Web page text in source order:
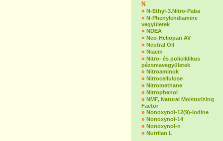
N
» N-Ethyl-3.Nitro-Paba
» N-Phenylendiamine
vegyületek
» NDEA
» Neo-Heliopan AV
» Neutral Oil
» Niacin
» Nitro- és policiklikus
pézsmavegyületek
» Nitroaminok
» Nitrocellulose
» Nitromethane
» Nitrophenol
» NMF, Natural Moisturizing
Factor
» Nonoxynol-12(9)-lodine
» Nonoxynol-14
» Nonoxynol-n
» Nutrilan L